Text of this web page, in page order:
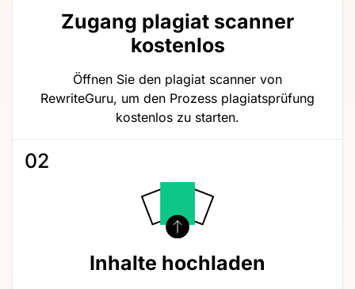
Zugang plagiat scanner
kostenlos
Öffnen Sie den plagiat scanner von
RewriteGuru, um den Prozess plagiatsprüfung
kostenlos zu starten.
02
Inhalte hochladen